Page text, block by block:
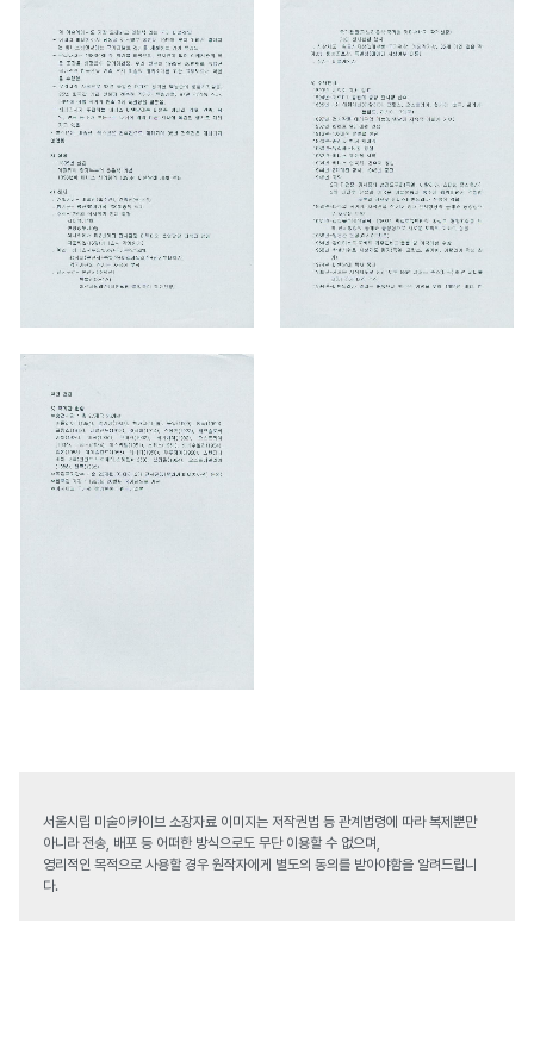
서울시립 미술아카이브 소장자료 이미지는 저작권법 등 관계법령에 따라 복제뿐만
아니라 전송, 배포 등 어떠한 방식으로도 무단 이용할 수 없으며,
영리적인 목적으로 사용할 경우 원작자에게 별도의 동의를 받아야함을 알려드립니
다.